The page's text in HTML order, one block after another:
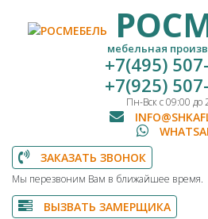
мебельная
+7(495)
+7(925)
Пн-Вск с 09:00 до
ЗАКАЗАТЬ ЗВОНОК
Мы перезвоним Вам в ближайшее время.
ВЫЗВАТЬ ЗАМЕРЩИКА